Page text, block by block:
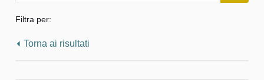
Filtra per:
Torna ai risultati